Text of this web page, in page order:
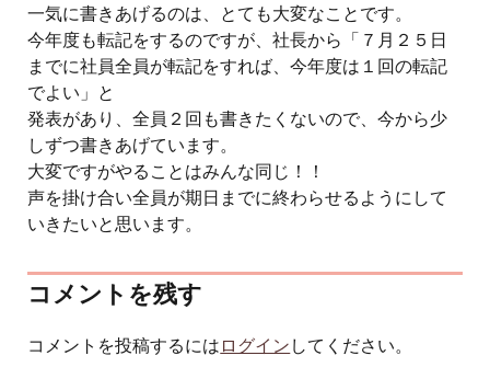
一気に書きあげるのは、とても大変なことです。
今年度も転記をするのですが、社長から「７月２５日
までに社員全員が転記をすれば、今年度は１回の転記
でよい」と
発表があり、全員２回も書きたくないので、今から少
しずつ書きあげています。
大変ですがやることはみんな同じ！！
声を掛け合い全員が期日までに終わらせるようにして
いきたいと思います。
コメントを残す
コメントを投稿するには ログイン してください。